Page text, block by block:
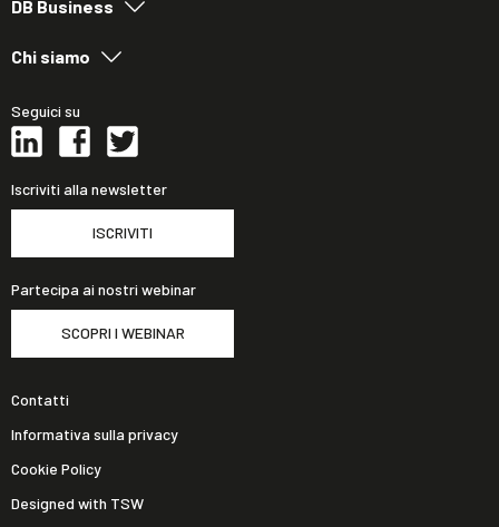
DB Business
Chi siamo
Seguici su
Iscriviti alla newsletter
ISCRIVITI
Partecipa ai nostri webinar
SCOPRI I WEBINAR
Contatti
Informativa sulla privacy
Cookie Policy
Designed with TSW